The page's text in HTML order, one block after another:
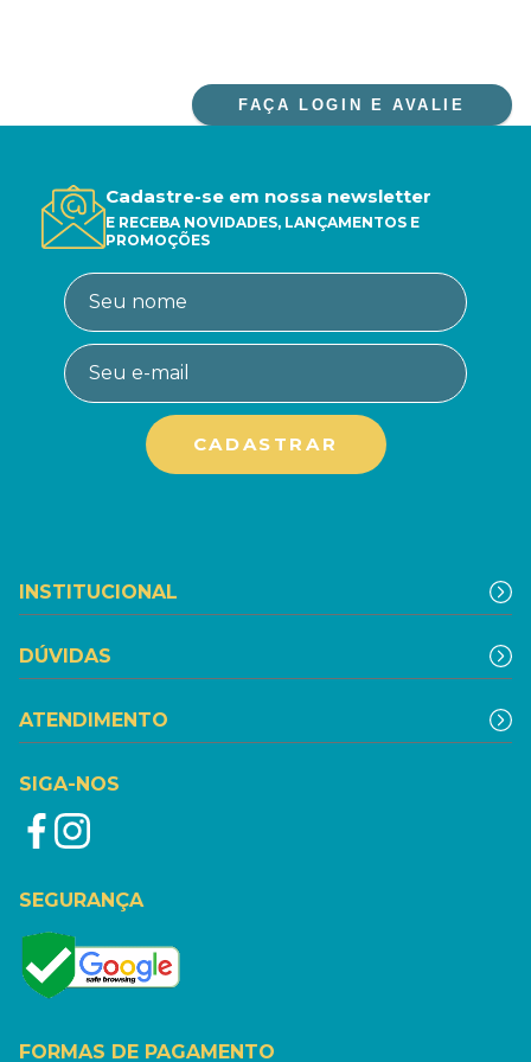
FAÇA LOGIN E AVALIE
Cadastre-se em nossa newsletter
E RECEBA NOVIDADES, LANÇAMENTOS E
PROMOÇÕES
INSTITUCIONAL
DÚVIDAS
ATENDIMENTO
SIGA-NOS
SEGURANÇA
FORMAS DE PAGAMENTO